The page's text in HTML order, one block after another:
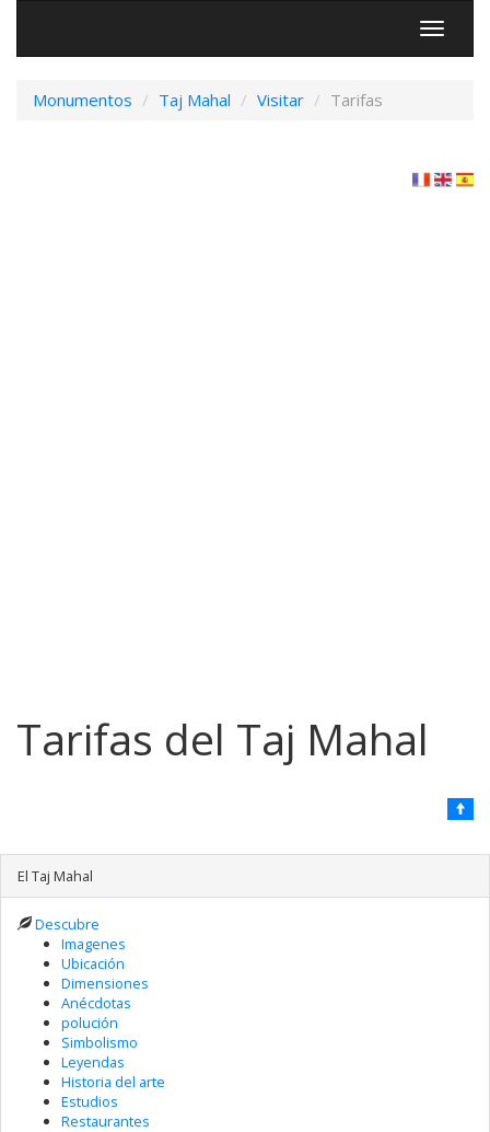
Menú
Monumentos Taj Mahal Visitar Tarifas
Tarifas del Taj Mahal
El Taj Mahal
Descubre
Imagenes
Ubicación
Dimensiones
Anécdotas
polución
Simbolismo
Leyendas
Historia del arte
Estudios
Restaurantes